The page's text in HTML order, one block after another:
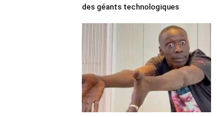
des géants technologiques